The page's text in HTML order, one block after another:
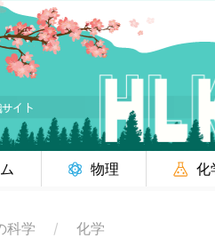
物理 化
科学 化学